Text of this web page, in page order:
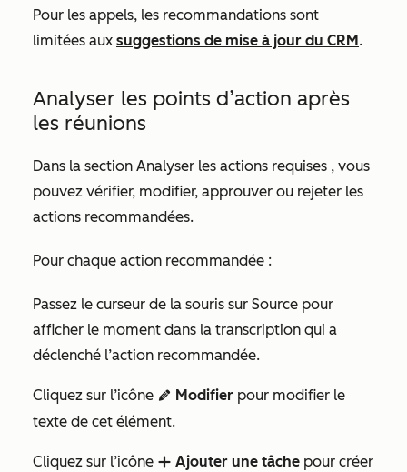
Pour les appels, les recommandations sont
limitées aux suggestions de mise à jour du CRM .
Analyser les points d’action après
les réunions
Dans la section Analyser les actions requises , vous
pouvez vérifier, modifier, approuver ou rejeter les
actions recommandées.
Pour chaque action recommandée :
Passez le curseur de la souris sur Source pour
afficher le moment dans la transcription qui a
déclenché l’action recommandée.
Cliquez sur l’icône edit Modifier pour modifier le
texte de cet élément.
Cliquez sur l’icône add Ajouter une tâche pour créer